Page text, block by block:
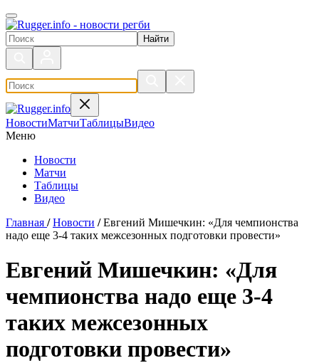
Поиск по сайту
НовостиМатчиТаблицыВидео
Меню
Новости
Матчи
Таблицы
Видео
Главная / Новости / Евгений Мишечкин: «Для чемпионства
надо еще 3-4 таких межсезонных подготовки провести»
Евгений Мишечкин: «Для
чемпионства надо еще 3-4
таких межсезонных
подготовки провести»